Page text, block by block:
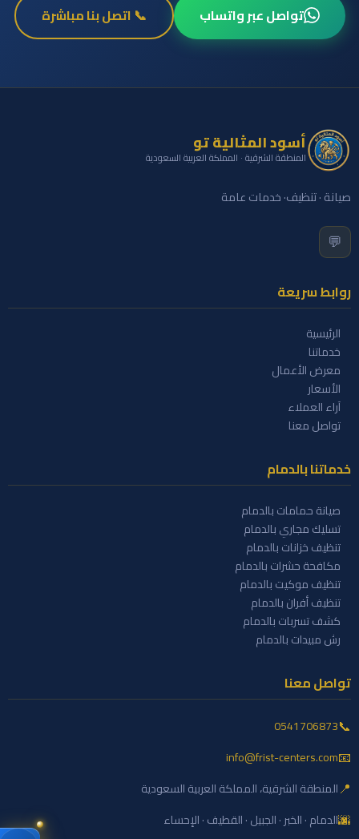
تواصل عبر واتساب 📞 اتصل بنا مباشرة
أسود المثالية تو
المنطقة الشرقية · المملكة العربية السعودية
صيانة · تنظيف· خدمات عامة
💬
روابط سريعة
الرئيسية
خدماتنا
معرض الأعمال
الأسعار
آراء العملاء
تواصل معنا
خدماتنا بالدمام
صيانة حمامات بالدمام
تسليك مجاري بالدمام
تنظيف خزانات بالدمام
مكافحة حشرات بالدمام
تنظيف موكيت بالدمام
تنظيف أفران بالدمام
كشف تسربات بالدمام
رش مبيدات بالدمام
تواصل معنا
📞
0541706873
📧
info@frist-centers.com
📍المنطقة الشرقية، المملكة العربية السعودية
🌆الدمام · الخبر · الجبيل · القطيف · الإحساء